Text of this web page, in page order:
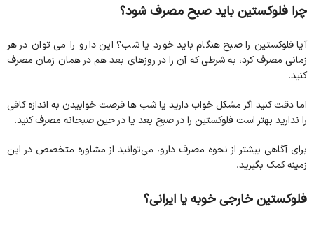
چرا فلوکستین باید صبح مصرف شود؟
آیا فلوکستین را صبح هنگام باید خورد یا شب؟ این دارو را می توان در هر
زمانی مصرف کرد، به شرطی که آن را در روزهای بعد هم در همان زمان مصرف
کنید.
اما دقت کنید اگر مشکل خواب دارید یا شب ها فرصت خوابیدن به اندازه کافی
را ندارید بهتر است فلوکستین را در صبح بعد یا در حین صبحانه مصرف کنید.
برای آگاهی بیشتر از نحوه مصرف دارو، می‌توانید از مشاوره متخصص در این
زمینه کمک بگیرید.
فلوکستین خارجی خوبه یا ایرانی؟